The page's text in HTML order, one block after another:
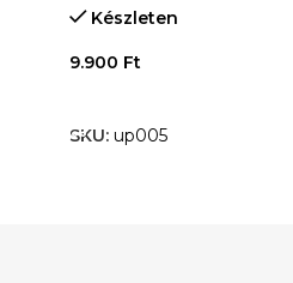
Készleten
9.900 Ft
SKU: up005